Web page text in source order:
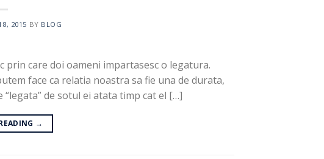
2015 BY BLOG
prin care doi oameni impartasesc o legatura.
face ca relatia noastra sa fie una de durata,
de sotul ei atata timp cat el […]
→